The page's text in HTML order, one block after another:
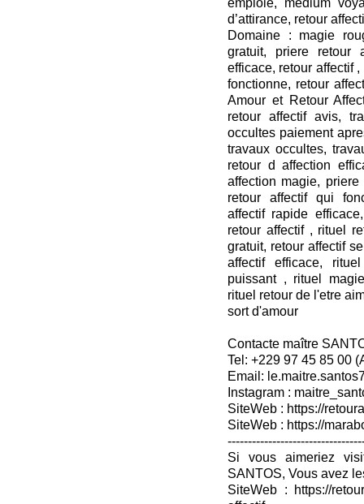
d’attirance, retour
Domaine : magie
gratuit, priere retour
efficace, retour affectif
fonctionne, retour
Amour et Retour
retour affectif avis,
occultes paiement
travaux occultes,
retour d affection
affection magie,
retour affectif qui
affectif rapide
retour affectif , rituel
gratuit, retour affectif
affectif efficace,
puissant , rituel
rituel retour de l'etre
sort d'amour
Contacte maître
Tel: +229 97 45 85 00
Email:
Instagram :
SiteWeb : https://
SiteWeb : https://
Si vous aimeriez
SANTOS, Vous avez
SiteWeb : https://